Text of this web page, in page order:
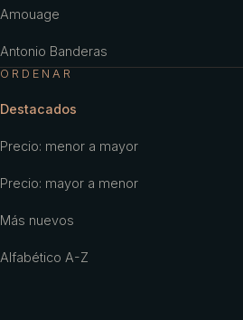
Amouage
Antonio Banderas
ORDENAR
Destacados
Precio: menor a mayor
Precio: mayor a menor
Más nuevos
Alfabético A-Z